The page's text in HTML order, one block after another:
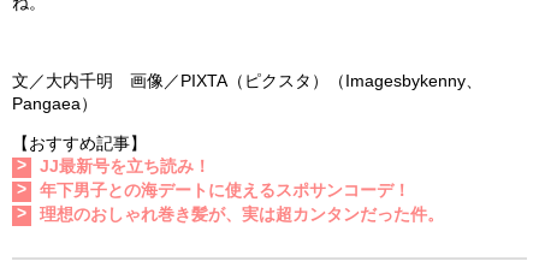
文／大内千明 画像／PIXTA（ピクスタ）（Imagesbykenny、
Pangaea）
【おすすめ記事】
JJ最新号を立ち読み！
年下男子との海デートに使えるスポサンコーデ！
理想のおしゃれ巻き髪が、実は超カンタンだった件。